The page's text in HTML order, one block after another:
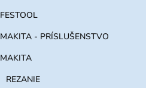
FESTOOL
MAKITA - PRÍSLUŠENSTVO
MAKITA
REZANIE